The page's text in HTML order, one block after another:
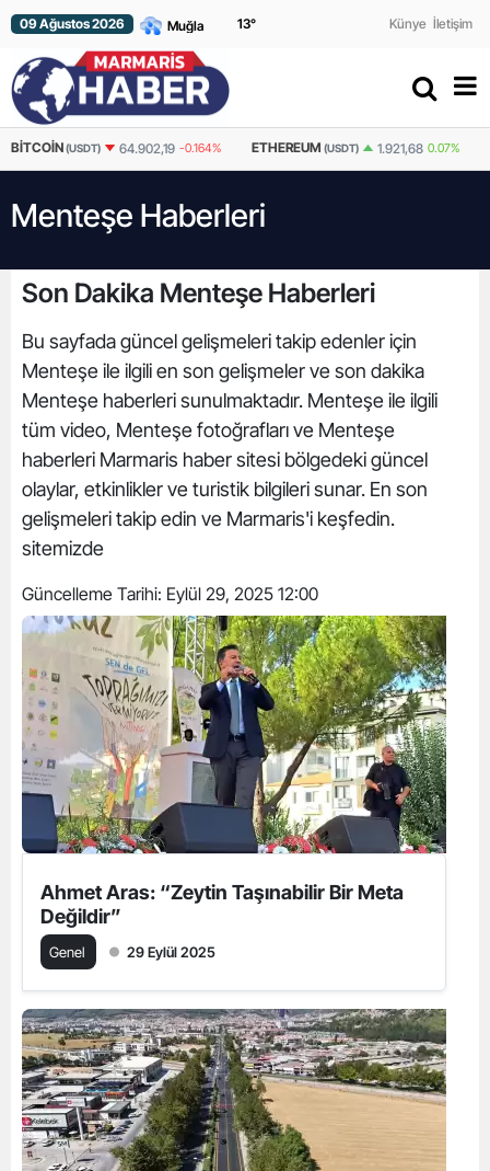
09 Ağustos 2026 13° Künye İletişim
ETHEREUM(USDT) 1.921,68 0.07% LITECOIN(USDT) 46,2 1.272%
Menteşe Haberleri
Son Dakika Menteşe Haberleri
Bu sayfada güncel gelişmeleri takip edenler için
Menteşe ile ilgili en son gelişmeler ve son dakika
Menteşe haberleri sunulmaktadır. Menteşe ile ilgili
tüm video, Menteşe fotoğrafları ve Menteşe
haberleri Marmaris haber sitesi bölgedeki güncel
olaylar, etkinlikler ve turistik bilgileri sunar. En son
gelişmeleri takip edin ve Marmaris'i keşfedin.
sitemizde
Güncelleme Tarihi: Eylül 29, 2025 12:00
Ahmet Aras: “Zeytin Taşınabilir Bir Meta
Değildir”
Genel 29 Eylül 2025